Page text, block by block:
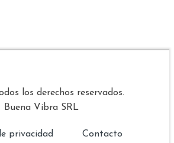
los derechos reservados.
Buena Vibra SRL
privacidad Contacto